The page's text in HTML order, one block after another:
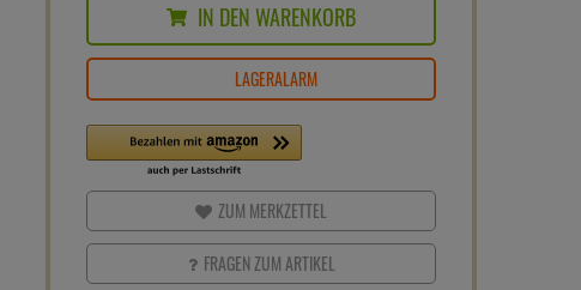
IN DEN WARENKORB
LAGERALARM
ZUM MERKZETTEL
FRAGEN ZUM ARTIKEL